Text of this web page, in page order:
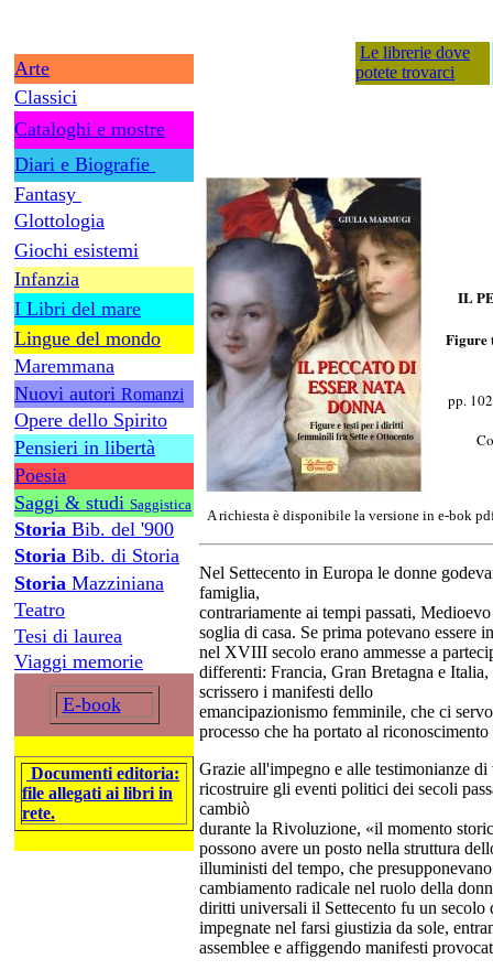
Arte
Classici
Cataloghi e mostre
Diari e Biografie
Fantasy
Glottologia
Giochi esistemi
Infanzia
I Libri del mare
Lingue del mondo
Maremmana
Nuovi autori Romanzi
Opere dello Spirito
Pensieri in libertà
Poesia
Saggi & studi Saggistica
Storia Bib. del '900
Storia Bib. di Storia
Storia Mazziniana
Teatro
Tesi di laurea
Viaggi memorie
E-book
Documenti editoria:
file allegati ai libri in
rete.
Le librerie dove
potete trovarci
IL
Figure
pp.
A richiesta è disponibile la versione in e-bok
Nel Settecento in Europa le donne
famiglia,
contrariamente ai tempi passati,
soglia di casa. Se prima potevano essere
nel XVIII secolo erano ammesse a
differenti: Francia, Gran Bretagna e
scrissero i manifesti dello
emancipazionismo femminile, che ci
processo che ha portato al
Grazie all'impegno e alle testimonianze
ricostruire gli eventi politici dei secoli
cambiò
durante la Rivoluzione, «il momento
possono avere un posto nella struttura
illuministi del tempo, che
cambiamento radicale nel ruolo della
diritti universali il Settecento fu un
impegnate nel farsi giustizia da sole,
assemblee e affiggendo manifesti